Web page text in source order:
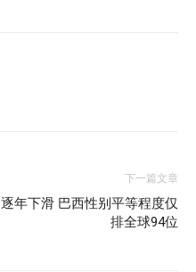
下一篇文章
逐年下滑 巴西性别平等程度仅
排全球94位